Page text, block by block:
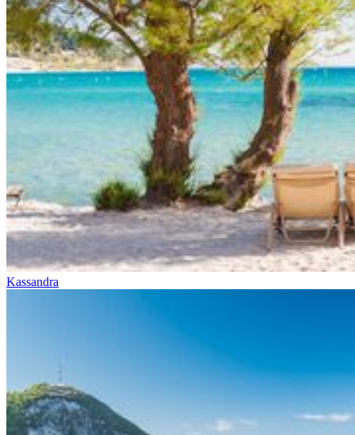
Kassandra